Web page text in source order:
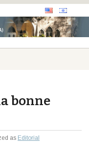
bonne
as Editorial